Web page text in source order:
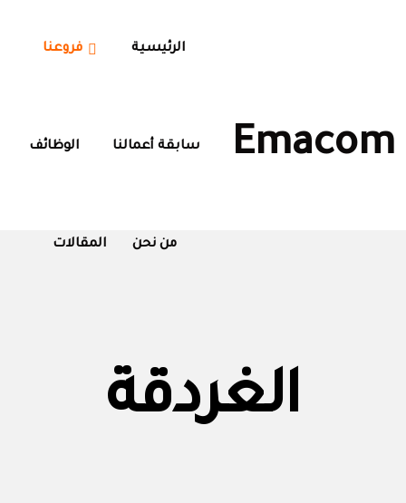
Emacom
الرئيسية فروعنا
سابقة أعمالنا الوظائف
من نحن المقالات
الغردقة